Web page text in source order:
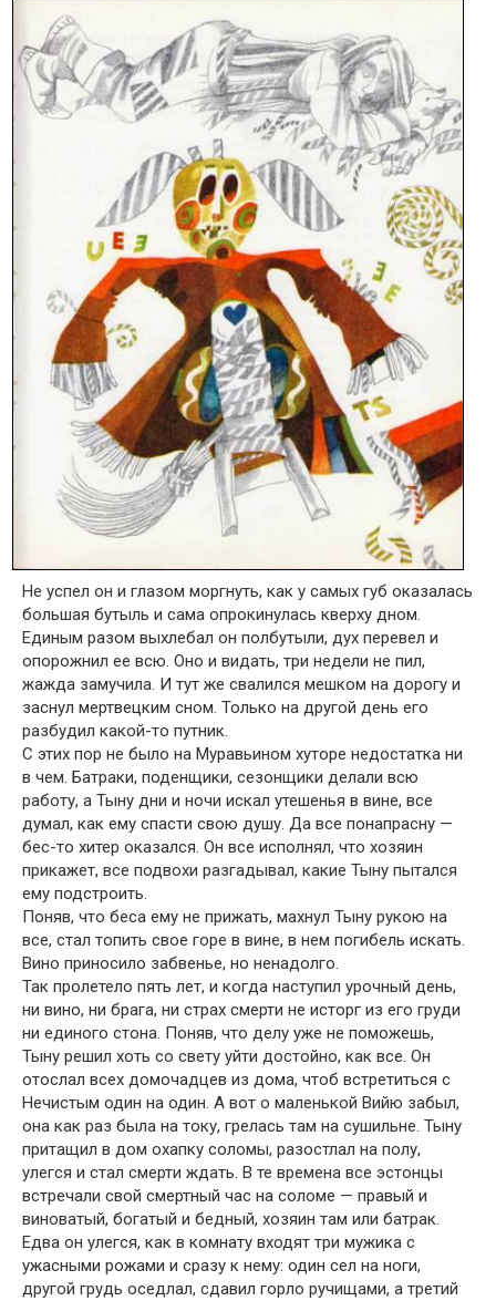
Не успел он и глазом моргнуть, как у самых губ оказалась
большая бутыль и сама опрокинулась кверху дном.
Единым разом выхлебал он полбутыли, дух перевел и
опорожнил ее всю. Оно и видать, три недели не пил,
жажда замучила. И тут же свалился мешком на дорогу и
заснул мертвецким сном. Только на другой день его
разбудил какой-то путник.
С этих пор не было на Муравьином хуторе недостатка ни
в чем. Батраки, поденщики, сезонщики делали всю
работу, а Тыну дни и ночи искал утешенья в вине, все
думал, как ему спасти свою душу. Да все понапрасну —
бес-то хитер оказался. Он все исполнял, что хозяин
прикажет, все подвохи разгадывал, какие Тыну пытался
ему подстроить.
Поняв, что беса ему не прижать, махнул Тыну рукою на
все, стал топить свое горе в вине, в нем погибель искать.
Вино приносило забвенье, но ненадолго.
Так пролетело пять лет, и когда наступил урочный день,
ни вино, ни брага, ни страх смерти не исторг из его груди
ни единого стона. Поняв, что делу уже не поможешь,
Тыну решил хоть со свету уйти достойно, как все. Он
отослал всех домочадцев из дома, чтоб встретиться с
Нечистым один на один. А вот о маленькой Вийю забыл,
она как раз была на току, грелась там на сушильне. Тыну
притащил в дом охапку соломы, разостлал на полу,
улегся и стал смерти ждать. В те времена все эстонцы
встречали свой смертный час на соломе — правый и
виноватый, богатый и бедный, хозяин там или батрак.
Едва он улегся, как в комнату входят три мужика с
ужасными рожами и сразу к нему: один сел на ноги,
другой грудь оседлал, сдавил горло ручищами, а третий